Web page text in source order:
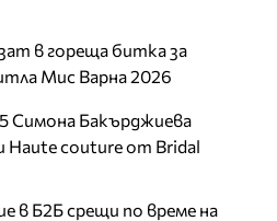
в гореща битка за
Мис Варна 2026
Симона Бакърджиева
Haute couture от Bridal
в Б2Б срещи по време на